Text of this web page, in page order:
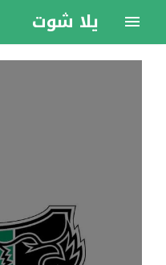
يلا شوت